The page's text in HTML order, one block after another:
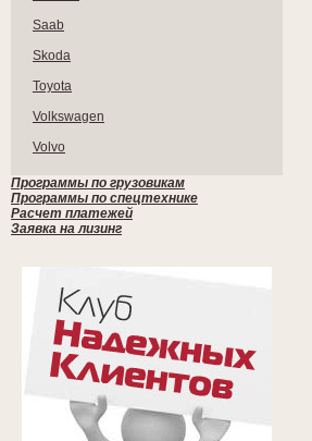
Saab
Skoda
Toyota
Volkswagen
Volvo
Программы по грузовикам
Программы по спецтехнике
Расчет платежей
Заявка на лизинг